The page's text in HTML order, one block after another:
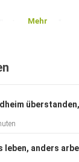
dennoch über
Mehr